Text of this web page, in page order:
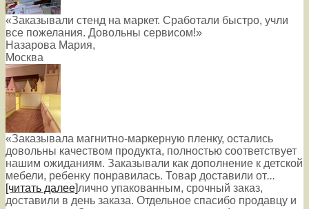
«Заказывали стенд на маркет. Сработали быстро, учли
все пожелания. Довольны сервисом!»
Назарова Мария,
Москва
«Заказывала магнитно-маркерную пленку, остались
довольны качеством продукта, полностью соответствует
нашим ожиданиям. Заказывали как дополнение к детской
мебели, ребенку понравилась. Товар доставили от...
[читать далее]лично упакованным, срочный заказ,
доставили в день заказа. Отдельное спасибо продавцу и